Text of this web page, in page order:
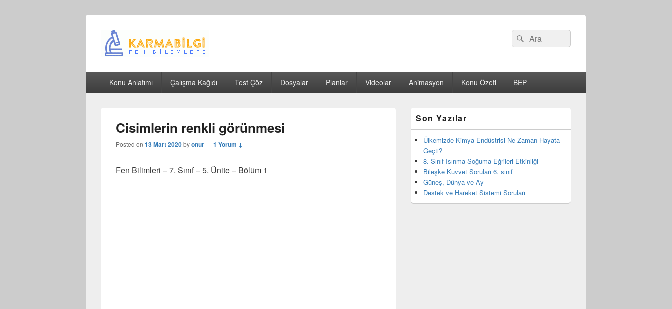
Search
for:
Ara
Konu Anlatımı Çalışma Kağıdı Test Çöz Dosyalar Planlar Videolar Animasyon Konu Özeti BEP
Cisimlerin renkli görünmesi
Posted on 13 Mart 2020byonur—1 Yorum ↓
Fen Bilimleri – 7. Sınıf – 5. Ünite – Bölüm 1
yan
bar
eklenti
bölgesi
Son Yazılar
Ülkemizde Kimya Endüstrisi Ne Zaman Hayata
Geçti?
8. Sınıf Isınma Soğuma Eğrileri Etkinliği
Bileşke Kuvvet Soruları 6. sınıf
Güneş, Dünya ve Ay
Destek ve Hareket Sistemi Soruları